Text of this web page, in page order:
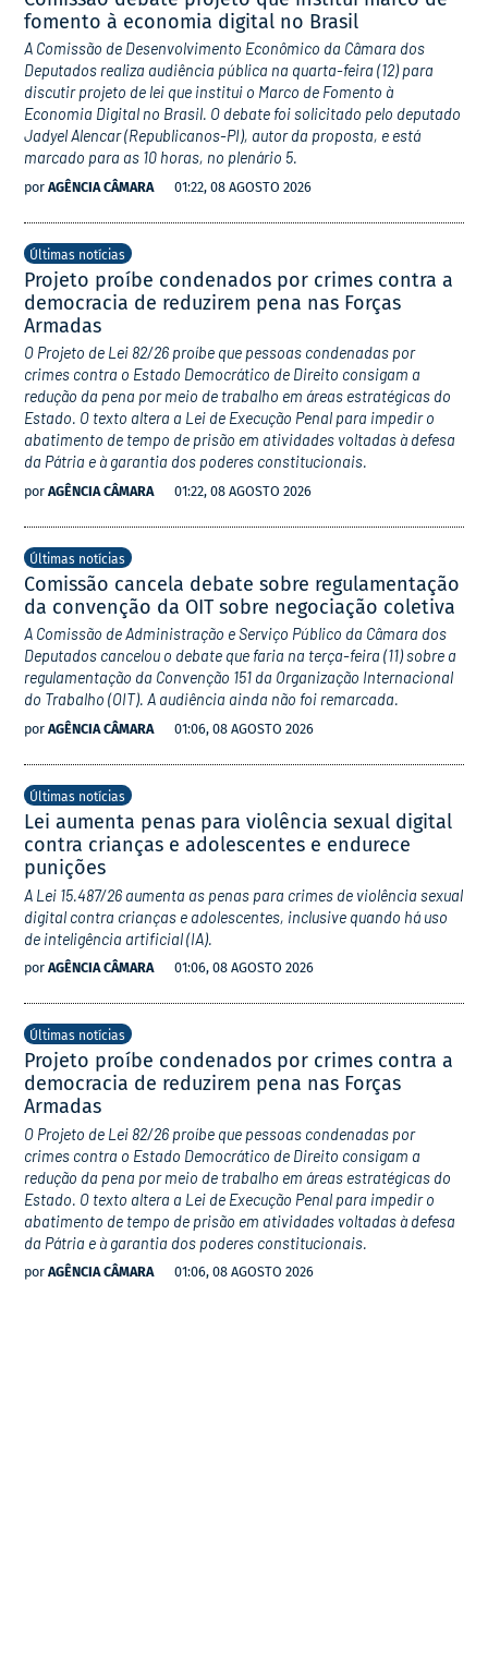
fomento à economia digital no Brasil
A Comissão de Desenvolvimento Econômico da Câmara dos
Deputados realiza audiência pública na quarta-feira (12) para
discutir projeto de lei que institui o Marco de Fomento à
Economia Digital no Brasil. O debate foi solicitado pelo deputado
Jadyel Alencar (Republicanos-PI), autor da proposta, e está
marcado para as 10 horas, no plenário 5.
por AGÊNCIA CÂMARA 01:22, 08 AGOSTO 2026
Últimas notícias
Projeto proíbe condenados por crimes contra a
democracia de reduzirem pena nas Forças
Armadas
O Projeto de Lei 82/26 proíbe que pessoas condenadas por
crimes contra o Estado Democrático de Direito consigam a
redução da pena por meio de trabalho em áreas estratégicas do
Estado. O texto altera a Lei de Execução Penal para impedir o
abatimento de tempo de prisão em atividades voltadas à defesa
da Pátria e à garantia dos poderes constitucionais.
por AGÊNCIA CÂMARA 01:22, 08 AGOSTO 2026
Últimas notícias
Comissão cancela debate sobre regulamentação
da convenção da OIT sobre negociação coletiva
A Comissão de Administração e Serviço Público da Câmara dos
Deputados cancelou o debate que faria na terça-feira (11) sobre a
regulamentação da Convenção 151 da Organização Internacional
do Trabalho (OIT). A audiência ainda não foi remarcada.
por AGÊNCIA CÂMARA 01:06, 08 AGOSTO 2026
Últimas notícias
Lei aumenta penas para violência sexual digital
contra crianças e adolescentes e endurece
punições
A Lei 15.487/26 aumenta as penas para crimes de violência sexual
digital contra crianças e adolescentes, inclusive quando há uso
de inteligência artificial (IA).
por AGÊNCIA CÂMARA 01:06, 08 AGOSTO 2026
Últimas notícias
Projeto proíbe condenados por crimes contra a
democracia de reduzirem pena nas Forças
Armadas
O Projeto de Lei 82/26 proíbe que pessoas condenadas por
crimes contra o Estado Democrático de Direito consigam a
redução da pena por meio de trabalho em áreas estratégicas do
Estado. O texto altera a Lei de Execução Penal para impedir o
abatimento de tempo de prisão em atividades voltadas à defesa
da Pátria e à garantia dos poderes constitucionais.
por AGÊNCIA CÂMARA 01:06, 08 AGOSTO 2026